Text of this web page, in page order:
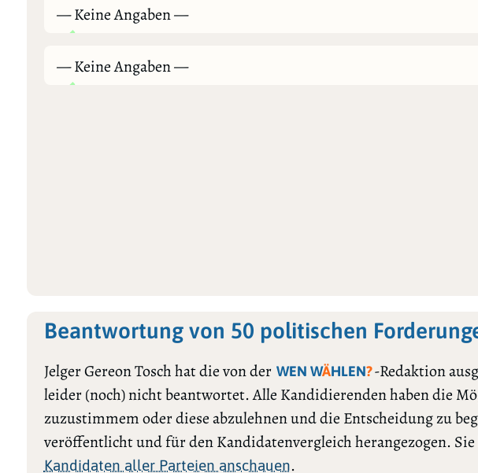
— Keine Angaben —
— Keine Angaben —
Beantwortung von 50 politischen
Jelger Gereon Tosch hat die von der WEN WÄHLEN?-Redaktion
leider (noch) nicht beantwortet. Alle Kandidierenden haben die
zuzustimmem oder diese abzulehnen und die Entscheidung zu
veröffentlicht und für den Kandidatenvergleich herangezogen.
Kandidaten aller Parteien anschauen.